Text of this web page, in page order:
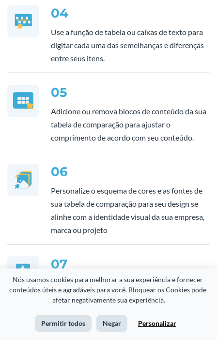
Nós usamos cookies para melhorar a sua experiência e fornecer
conteúdos úteis e agradáveis para você. Bloquear os Cookies pode
afetar negativamente sua experiência.
Permitir todos Negar Personalizar
04
Use a função de tabela ou caixas de texto para
digitar cada uma das semelhanças e diferenças
entre seus itens.
05
Adicione ou remova blocos de conteúdo da sua
tabela de comparação para ajustar o
comprimento de acordo com seu conteúdo.
06
Personalize o esquema de cores e as fontes de
sua tabela de comparação para seu design se
alinhe com a identidade visual da sua empresa,
marca ou projeto
07
Se você estiver criando uma infografia ou
apresentação interativa, personalize o ambiente
conteúdo. Existem quatro opções de animação